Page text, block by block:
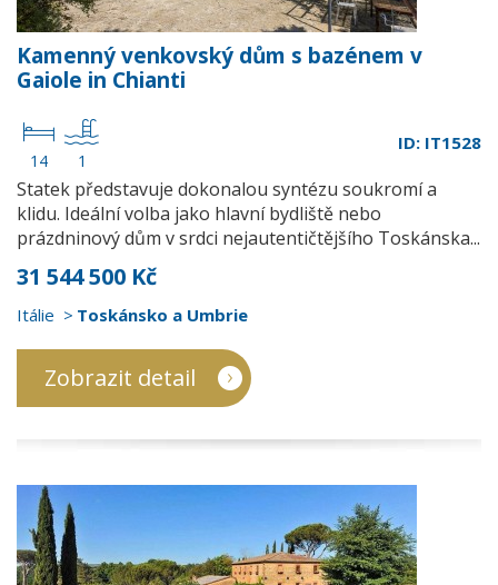
Kamenný venkovský dům s bazénem v
Gaiole in Chianti
14 1
ID: IT1528
Statek představuje dokonalou syntézu soukromí a
klidu. Ideální volba jako hlavní bydliště nebo
prázdninový dům v srdci nejautentičtějšího Toskánska...
31 544 500 Kč
Itálie Toskánsko a Umbrie
Zobrazit detail